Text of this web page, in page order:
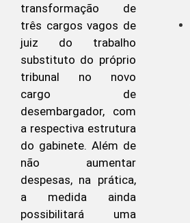
transformação de
três cargos vagos de
juiz do trabalho
substituto do próprio
tribunal no novo
cargo de
desembargador, com
a respectiva estrutura
do gabinete. Além de
não aumentar
despesas, na prática,
a medida ainda
possibilitará uma